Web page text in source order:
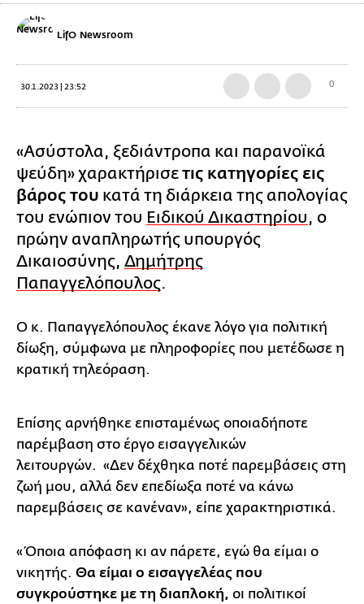
LifO Newsroom
30.1.2023 | 23:52 0
«Ασύστολα, ξεδιάντροπα και παρανοϊκά
ψεύδη» χαρακτήρισετις κατηγορίες εις
βάρος του κατά τη διάρκεια της απολογίας
του ενώπιον του Ειδικού Δικαστηρίου, ο
πρώην αναπληρωτής υπουργός
Δικαιοσύνης, Δημήτρης
Παπαγγελόπουλος.
Ο κ. Παπαγγελόπουλος έκανε λόγο για πολιτική
δίωξη, σύμφωνα με πληροφορίες που μετέδωσε η
κρατική τηλεόραση.
Επίσης αρνήθηκε επισταμένως οποιαδήποτε
παρέμβαση στο έργο εισαγγελικών
λειτουργών. «Δεν δέχθηκα ποτέ παρεμβάσεις στη
ζωή μου, αλλά δεν επεδίωξα ποτέ να κάνω
παρεμβάσεις σε κανέναν», είπε χαρακτηριστικά.
«Όποια απόφαση κι αν πάρετε, εγώ θα είμαι ο
νικητής. Θα είμαι ο εισαγγελέας που
συγκρούστηκε με τη διαπλοκή, οι πολιτικοί